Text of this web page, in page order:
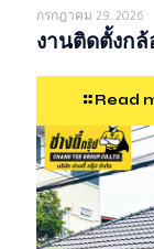
กรกฎาคม 29, 2026
งานติดตั้งกล้
Read